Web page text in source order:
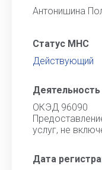
Антонишина
Статус МНС
Действующий
Деятельность
ОКЭД 96090
услуг, не
Дата